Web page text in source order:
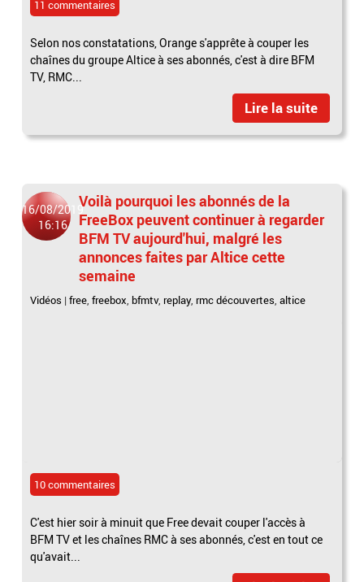
11 commentaires
Selon nos constatations, Orange s'apprête à couper les
chaînes du groupe Altice à ses abonnés, c'est à dire BFM
TV, RMC...
Lire la suite
16/08/2019
16:16
Voilà pourquoi les abonnés de la
FreeBox peuvent continuer à regarder
BFM TV aujourd'hui, malgré les
annonces faites par Altice cette
semaine
Vidéos |free,freebox, bfmtv, replay, rmc découvertes,altice
10 commentaires
C'est hier soir à minuit que Free devait couper l'accès à
BFM TV et les chaînes RMC à ses abonnés, c'est en tout ce
qu'avait...